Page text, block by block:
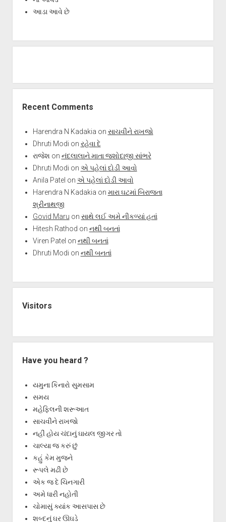
આડા આવે છે
Recent Comments
Harendra N Kadakia on સાચવીને રાખજો
Dhruti Modi on રહેવા દે
રાજેશ on નંદલાલાને માતા જશોદાજી સાંભરે
Dhruti Modi on એ પહેલાં દોડી આવો
Anila Patel on એ પહેલાં દોડી આવો
Harendra N Kadakia on મારા ઘટમાં બિરાજતા
શ્રીનાથજી
Govid Maru on સાથે લઈ અમે નીકળ્યાં હતાં
Hitesh Rathod on નથી બનતાં
Viren Patel on નથી બનતાં
Dhruti Modi on નથી બનતાં
Visitors
Have you heard ?
યમુના કિનારો સુમસામ
સમય
મહેફિલની શરૂઆત
સાચવીને રાખજો
નહીં હોય ચંદાનું ઘાયલ જીગર તો
ચાલ્યા જ કરું છું
કહું કેમ મુજને
રૂપલે મઢી છે
એક જ દે ચિનગારી
અમે ધારી નહોતી
ચોમાસું ક્યાંક આસપાસ છે
શબ્દનું ઘર ઊઘડે